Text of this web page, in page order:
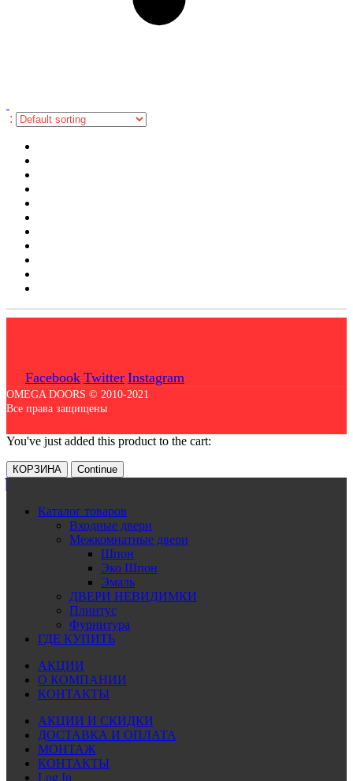
:
Facebook Twitter Instagram
OMEGA DOORS © 2010-2021
Все права защищены
You've just added this product to the cart:
КОРЗИНА Continue
Каталог товаров
Входные двери
Межкомнатные двери
Шпон
Эко Шпон
Эмаль
ДВЕРИ НЕВИДИМКИ
Плинтус
Фурнитура
ГДЕ КУПИТЬ
АКЦИИ
О КОМПАНИИ
КОНТАКТЫ
АКЦИИ И СКИДКИ
ДОСТАВКА И ОПЛАТА
МОНТАЖ
КОНТАКТЫ
Log In